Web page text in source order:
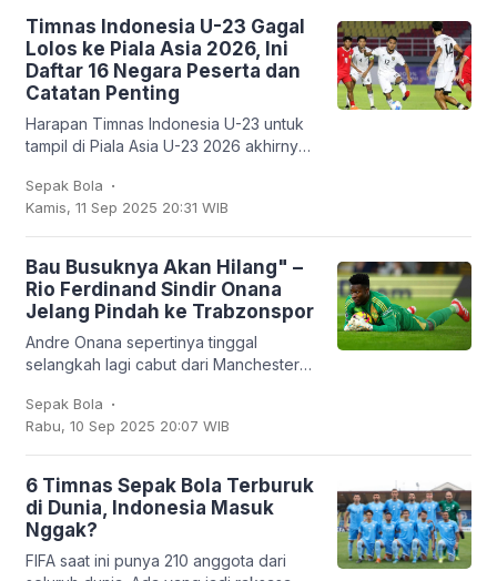
Timnas Indonesia U-23 Gagal
Lolos ke Piala Asia 2026, Ini
Daftar 16 Negara Peserta dan
Catatan Penting
Harapan Timnas Indonesia U-23 untuk
tampil di Piala Asia U-23 2026 akhirnya
mampu finis sebagai runner-up Grup J
dengan empat
Sepak Bola .
Kamis, 11 Sep 2025 20:31 WIB
Bau Busuknya Akan Hilang" –
Rio Ferdinand Sindir Onana
Jelang Pindah ke Trabzonspor
Andre Onana sepertinya tinggal
selangkah lagi cabut dari Manchester
dipinjamkan ke klub Turki,
Trabzonspor. Dan
Sepak Bola .
Rabu, 10 Sep 2025 20:07 WIB
6 Timnas Sepak Bola Terburuk
di Dunia, Indonesia Masuk
Nggak?
FIFA saat ini punya 210 anggota dari